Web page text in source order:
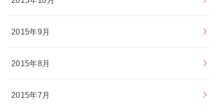
2015年9月
2015年8月
2015年7月